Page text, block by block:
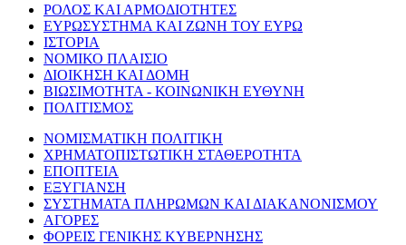
ΡΟΛΟΣ ΚΑΙ ΑΡΜΟΔΙΟΤΗΤΕΣ
ΕΥΡΩΣΥΣΤΗΜΑ ΚΑΙ ΖΩΝΗ ΤΟΥ ΕΥΡΩ
ΙΣΤΟΡΙΑ
ΝΟΜΙΚΟ ΠΛΑΙΣΙΟ
ΔΙΟΙΚΗΣΗ ΚΑΙ ΔΟΜΗ
ΒΙΩΣΙΜΟΤΗΤΑ - ΚΟΙΝΩΝΙΚΗ ΕΥΘΥΝΗ
ΠΟΛΙΤΙΣΜΟΣ
ΝΟΜΙΣΜΑΤΙΚΗ ΠΟΛΙΤΙΚΗ
ΧΡΗΜΑΤΟΠΙΣΤΩΤΙΚΗ ΣΤΑΘΕΡΟΤΗΤΑ
ΕΠΟΠΤΕΙΑ
ΕΞΥΓΙΑΝΣΗ
ΣΥΣΤΗΜΑΤΑ ΠΛΗΡΩΜΩΝ ΚΑΙ ΔΙΑΚΑΝΟΝΙΣΜΟΥ
ΑΓΟΡΕΣ
ΦΟΡΕΙΣ ΓΕΝΙΚΗΣ ΚΥΒΕΡΝΗΣΗΣ